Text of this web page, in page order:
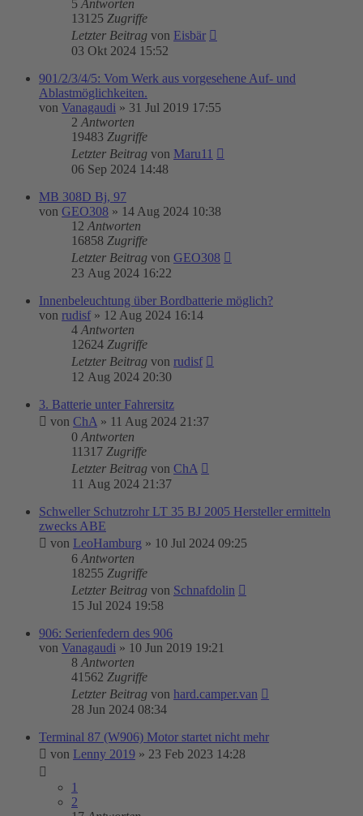
5 Antworten
13125 Zugriffe
Letzter Beitrag von Eisbär
03 Okt 2024 15:52
901/2/3/4/5: Vom Werk aus vorgesehene Auf- und
Ablastmöglichkeiten.
von Vanagaudi » 31 Jul 2019 17:55
2 Antworten
19483 Zugriffe
Letzter Beitrag von Maru11
06 Sep 2024 14:48
MB 308D Bj, 97
von GEO308 » 14 Aug 2024 10:38
12 Antworten
16858 Zugriffe
Letzter Beitrag von GEO308
23 Aug 2024 16:22
Innenbeleuchtung über Bordbatterie möglich?
von rudisf » 12 Aug 2024 16:14
4 Antworten
12624 Zugriffe
Letzter Beitrag von rudisf
12 Aug 2024 20:30
3. Batterie unter Fahrersitz
von ChA » 11 Aug 2024 21:37
0 Antworten
11317 Zugriffe
Letzter Beitrag von ChA
11 Aug 2024 21:37
Schweller Schutzrohr LT 35 BJ 2005 Hersteller ermitteln
zwecks ABE
von LeoHamburg » 10 Jul 2024 09:25
6 Antworten
18255 Zugriffe
Letzter Beitrag von Schnafdolin
15 Jul 2024 19:58
906: Serienfedern des 906
von Vanagaudi » 10 Jun 2019 19:21
8 Antworten
41562 Zugriffe
Letzter Beitrag von hard.camper.van
28 Jun 2024 08:34
Terminal 87 (W906) Motor startet nicht mehr
von Lenny 2019 » 23 Feb 2023 14:28
1
2